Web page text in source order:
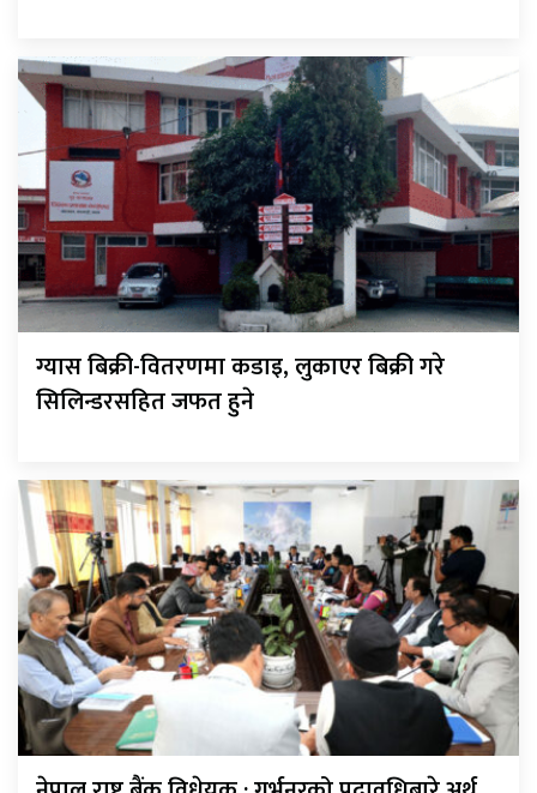
ग्यास बिक्री-वितरणमा कडाइ, लुकाएर बिक्री गरे
सिलिन्डरसहित जफत हुने